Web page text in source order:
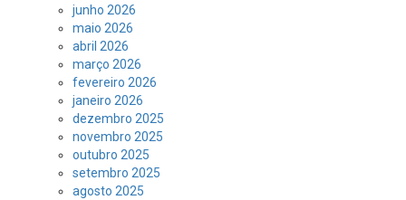
junho 2026
maio 2026
abril 2026
março 2026
fevereiro 2026
janeiro 2026
dezembro 2025
novembro 2025
outubro 2025
setembro 2025
agosto 2025